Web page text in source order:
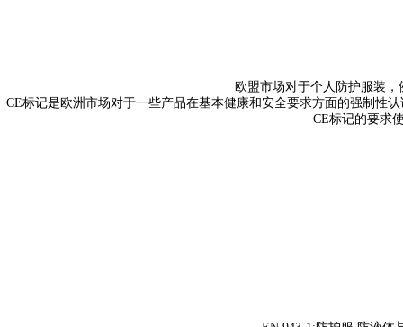
欧盟市场对于个人防护服装
CE标记是欧洲市场对于一些产品在基本健康和安全要求方面的强制性
CE标记的要求